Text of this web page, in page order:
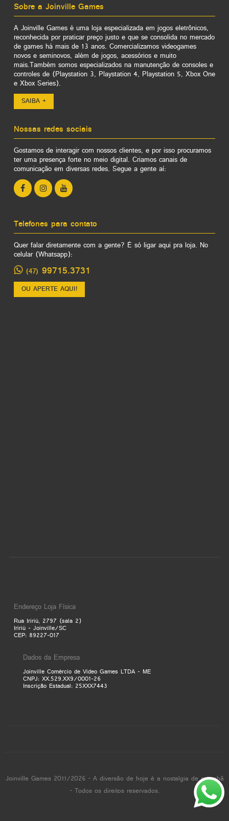
Sobre a Joinville Games
A Joinville Games é uma loja especializada em jogos eletrônicos,
reconhecida por praticar preço justo e que se consolida no mercado
de games há mais de 13 anos. Comercializamos videogames
novos e seminovos, além de jogos, acessórios e muito
mais.Também somos especializados na manutenção de consoles e
controles de (Playstation 3, Playstation 4, Playstation 5, Xbox One
e Xbox Series).
SAIBA +
Nossas redes sociais
Gostamos de interagir com nossos clientes, e por isso procuramos
ter uma presença forte no meio digital. Criamos canais de
comunicação em diversas redes. Segue a gente aí:
Telefones para contato
Quer falar diretamente com a gente? É só ligar aqui pra loja. No
celular (Whatsapp):
(47) 99715.3731
OU APERTE AQUI!
Endereço Loja Física
Rua Iririú, 2797 (sala 2)
Iririú - Joinville/SC
CEP: 89227-017
Dados da Empresa
Joinville Comércio de Video Games LTDA - ME
CNPJ: XX.529.XX9/0001-26
Inscrição Estadual: 25XXX7443
Joinville Games 2011/2026 - A diversão de hoje é a nostalgia de amanhã
- Todos os direitos reservados.